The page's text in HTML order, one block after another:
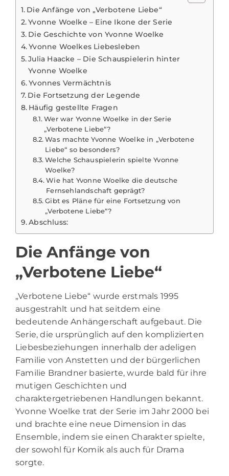
Die Anfänge von „Verbotene Liebe“
Yvonne Woelke – Eine Ikone der Serie
Die Geschichte von Yvonne Woelke
Yvonne Woelkes Liebesleben
Julia Haacke – Die Schauspielerin hinter
Yvonne Woelke
Yvonnes Vermächtnis
Die Fortsetzung der Legende
Häufig gestellte Fragen
Wer war Yvonne Woelke in der Serie
„Verbotene Liebe“?
Was machte Yvonne Woelke in „Verbotene
Liebe“ so besonders?
Welche Schauspielerin spielte Yvonne
Woelke?
Wie hat Yvonne Woelke die deutsche
Fernsehlandschaft geprägt?
Gibt es Pläne für eine Fortsetzung von
„Verbotene Liebe“?
Abschluss:
Die Anfänge von
„Verbotene Liebe“
„Verbotene Liebe“ wurde erstmals 1995
ausgestrahlt und hat seitdem eine
bedeutende Anhängerschaft aufgebaut. Die
Serie, die ursprünglich auf den komplizierten
Liebesbeziehungen innerhalb der adeligen
Familie von Anstetten und der bürgerlichen
Familie Brandner basierte, wurde bald für ihre
mutigen Geschichten und
charaktergetriebenen Handlungen bekannt.
Yvonne Woelke trat der Serie im Jahr 2000 bei
und brachte eine neue Dimension in das
Ensemble, indem sie einen Charakter spielte,
der sowohl für Komik als auch für Drama
sorgte.